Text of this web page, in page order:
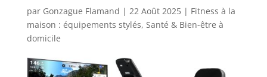
par Gonzague Flamand | 22 Août 2025| Fitness à la
maison : équipements stylés, Santé & Bien-être à
domicile